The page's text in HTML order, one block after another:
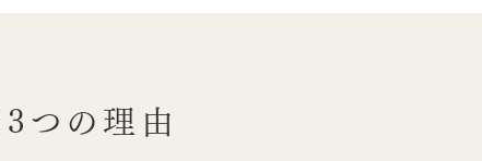
3つの理由